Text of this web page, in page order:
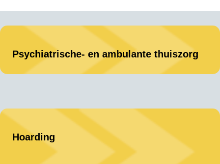
Psychiatrische- en ambulante thuiszorg
Hoarding